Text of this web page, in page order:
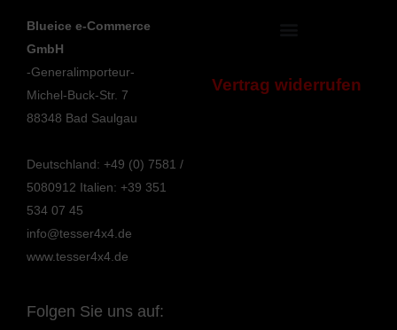
Blueice e-Commerce
GmbH
-Generalimporteur-
Michel-Buck-Str. 7
88348 Bad Saulgau
Deutschland: +49 (0) 7581 /
5080912 Italien: +39 351
534 07 45
info@tesser4x4.de
www.tesser4x4.de
Vertrag widerrufen
Folgen Sie uns auf: